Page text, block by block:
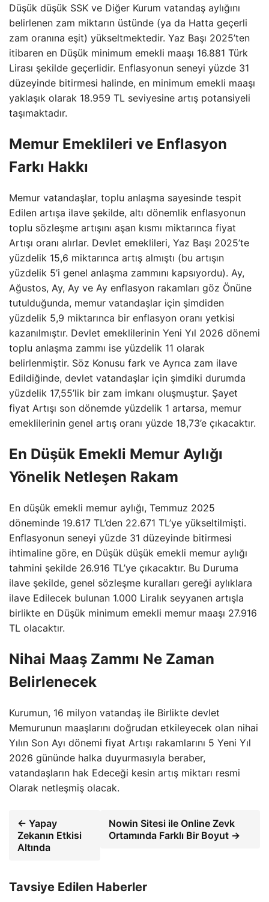
Düşük düşük SSK ve Diğer Kurum vatandaş aylığını
belirlenen zam miktarın üstünde (ya da Hatta geçerli
zam oranına eşit) yükseltmektedir. Yaz Başı 2025’ten
itibaren en Düşük minimum emekli maaşı 16.881 Türk
Lirası şekilde geçerlidir. Enflasyonun seneyi yüzde 31
düzeyinde bitirmesi halinde, en minimum emekli maaşı
yaklaşık olarak 18.959 TL seviyesine artış potansiyeli
taşımaktadır.
Memur Emeklileri ve Enflasyon
Farkı Hakkı
Memur vatandaşlar, toplu anlaşma sayesinde tespit
Edilen artışa ilave şekilde, altı dönemlik enflasyonun
toplu sözleşme artışını aşan kısmı miktarınca fiyat
Artışı oranı alırlar. Devlet emeklileri, Yaz Başı 2025’te
yüzdelik 15,6 miktarınca artış almıştı (bu artışın
yüzdelik 5’i genel anlaşma zammını kapsıyordu). Ay,
Ağustos, Ay, Ay ve Ay enflasyon rakamları göz Önüne
tutulduğunda, memur vatandaşlar için şimdiden
yüzdelik 5,9 miktarınca bir enflasyon oranı yetkisi
kazanılmıştır. Devlet emeklilerinin Yeni Yıl 2026 dönemi
toplu anlaşma zammı ise yüzdelik 11 olarak
belirlenmiştir. Söz Konusu fark ve Ayrıca zam ilave
Edildiğinde, devlet vatandaşlar için şimdiki durumda
yüzdelik 17,55’lik bir zam imkanı oluşmuştur. Şayet
fiyat Artışı son dönemde yüzdelik 1 artarsa, memur
emeklilerinin genel artış oranı yüzde 18,73’e çıkacaktır.
En Düşük Emekli Memur Aylığı
Yönelik Netleşen Rakam
En düşük emekli memur aylığı, Temmuz 2025
döneminde 19.617 TL’den 22.671 TL’ye yükseltilmişti.
Enflasyonun seneyi yüzde 31 düzeyinde bitirmesi
ihtimaline göre, en Düşük düşük emekli memur aylığı
tahmini şekilde 26.916 TL’ye çıkacaktır. Bu Duruma
ilave şekilde, genel sözleşme kuralları gereği aylıklara
ilave Edilecek bulunan 1.000 Liralık seyyanen artışla
birlikte en Düşük minimum emekli memur maaşı 27.916
TL olacaktır.
Nihai Maaş Zammı Ne Zaman
Belirlenecek
Kurumun, 16 milyon vatandaş ile Birlikte devlet
Memurunun maaşlarını doğrudan etkileyecek olan nihai
Yılın Son Ayı dönemi fiyat Artışı rakamlarını 5 Yeni Yıl
2026 gününde halka duyurmasıyla beraber,
vatandaşların hak Edeceği kesin artış miktarı resmi
Olarak netleşmiş olacak.
← Yapay
Zekanın Etkisi
Altında
Nowin Sitesi ile Online Zevk
Ortamında Farklı Bir Boyut →
Tavsiye Edilen Haberler